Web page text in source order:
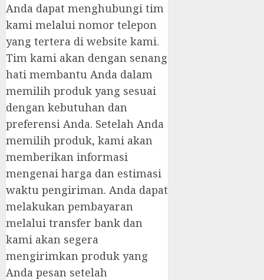
Anda dapat menghubungi tim
kami melalui nomor telepon
yang tertera di website kami.
Tim kami akan dengan senang
hati membantu Anda dalam
memilih produk yang sesuai
dengan kebutuhan dan
preferensi Anda. Setelah Anda
memilih produk, kami akan
memberikan informasi
mengenai harga dan estimasi
waktu pengiriman. Anda dapat
melakukan pembayaran
melalui transfer bank dan
kami akan segera
mengirimkan produk yang
Anda pesan setelah